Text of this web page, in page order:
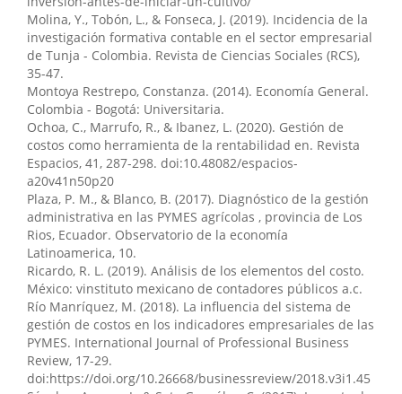
Freire, Melissa Jamileth Manguis-Sabando, Damián
Alexander Campo-Saransig (2024)
Estrategias para atraer y retener el mejor capital
humano en la gestión del talento humano innovador.
Horizon Nexus Journal, 2(1), 1.
10.70881/hnj/v2/n1/30
Jhon Josué Montaño González, Lia Jenny Montaño
Cabezas (2023)
Evolución y desafíos de las leyes en las TIC: Un análisis
comparativo internacional. Código Científico Revista de
Investigación, 4(E2), 137.
10.55813/gaea/ccri/v4/nE2/201
Francisco Alejandro Alvarez Lazo (2025)
Gestión de Costos y su Incidencia en la Rentabilidad
de una Empresa Industrial de Servicios Marinos,
Chimbote-2023. EVSOS, 3(3).
Molina, Y., Tobón, L., & Fonseca, J. (2019). Incidencia de la
investigación formativa contable en el sector empresarial
de Tunja - Colombia. Revista de Ciencias Sociales (RCS),
35-47.
Montoya Restrepo, Constanza. (2014). Economía General.
Colombia - Bogotá: Universitaria.
Ochoa, C., Marrufo, R., & Ibanez, L. (2020). Gestión de
costos como herramienta de la rentabilidad en. Revista
Espacios, 41, 287-298. doi:10.48082/espacios-
a20v41n50p20
Plaza, P. M., & Blanco, B. (2017). Diagnóstico de la gestión
administrativa en las PYMES agrícolas , provincia de Los
Rios, Ecuador. Observatorio de la economía
Latinoamerica, 10.
Ricardo, R. L. (2019). Análisis de los elementos del costo.
México: vinstituto mexicano de contadores públicos a.c.
Río Manríquez, M. (2018). La influencia del sistema de
gestión de costos en los indicadores empresariales de las
PYMES. International Journal of Professional Business
Review, 17-29.
doi:https://doi.org/10.26668/businessreview/2018.v3i1.45